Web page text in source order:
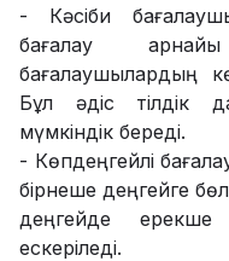
- Кәсіби
бағалау
бағалаушылардың
Бұл әдіс тілдік
мүмкіндік береді.
- Көпдеңгейлі
бірнеше деңгейге
деңгейде ерекше
ескеріледі.